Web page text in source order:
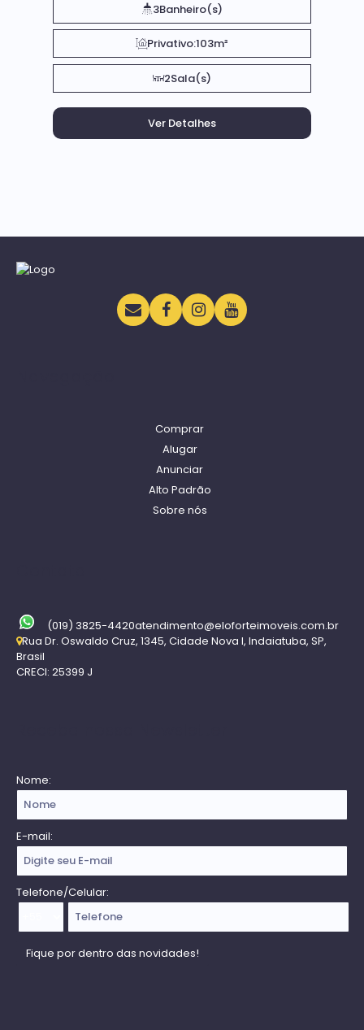
3Banheiro(s)
Privativo:103m²
2Sala(s)
Comprar
Alugar
Anunciar
Alto Padrão
Sobre nós
(019) 3825-4420atendimento@eloforteimoveis.com.br
Rua Dr. Oswaldo Cruz, 1345, Cidade Nova I, Indaiatuba, SP,
Brasil
CRECI: 25399 J
Nome:
E-mail:
Telefone/Celular: